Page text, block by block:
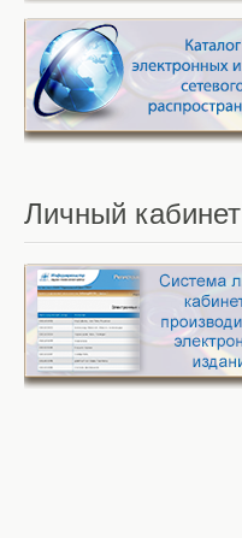
Личный кабинет